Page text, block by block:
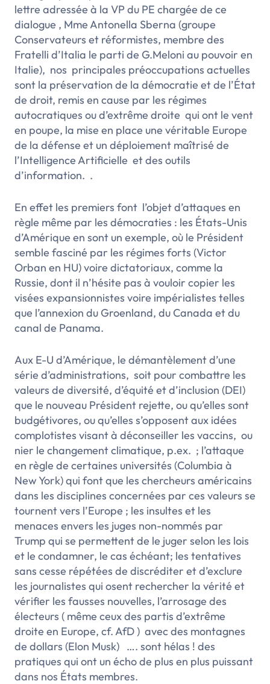
lettre adressée à la VP du PE chargée de ce
dialogue , Mme Antonella Sberna (groupe
Conservateurs et réformistes, membre des
Fratelli d’Italia le parti de G.Meloni au pouvoir en
Italie), nos principales préoccupations actuelles
sont la préservation de la démocratie et de l’État
de droit, remis en cause par les régimes
autocratiques ou d’extrême droite qui ont le vent
en poupe, la mise en place une véritable Europe
de la défense et un déploiement maîtrisé de
l’Intelligence Artificielle et des outils
d’information. .
En effet les premiers font l’objet d’attaques en
règle même par les démocraties : les États-Unis
d’Amérique en sont un exemple, où le Président
semble fasciné par les régimes forts (Victor
Orban en HU) voire dictatoriaux, comme la
Russie, dont il n’hésite pas à vouloir copier les
visées expansionnistes voire impérialistes telles
que l’annexion du Groenland, du Canada et du
canal de Panama.
Aux E-U d’Amérique, le démantèlement d’une
série d’administrations, soit pour combattre les
valeurs de diversité, d’équité et d’inclusion (DEI)
que le nouveau Président rejette, ou qu’elles sont
budgétivores, ou qu’elles s’opposent aux idées
complotistes visant à déconseiller les vaccins, ou
nier le changement climatique, p.ex. ; l’attaque
en règle de certaines universités (Columbia à
New York) qui font que les chercheurs américains
dans les disciplines concernées par ces valeurs se
tournent vers l’Europe ; les insultes et les
menaces envers les juges non-nommés par
Trump qui se permettent de le juger selon les lois
et le condamner, le cas échéant; les tentatives
sans cesse répétées de discréditer et d’exclure
les journalistes qui osent rechercher la vérité et
vérifier les fausses nouvelles, l’arrosage des
électeurs ( même ceux des partis d’extrême
droite en Europe, cf. AfD ) avec des montagnes
de dollars (Elon Musk) …. sont hélas ! des
pratiques qui ont un écho de plus en plus puissant
dans nos États membres.